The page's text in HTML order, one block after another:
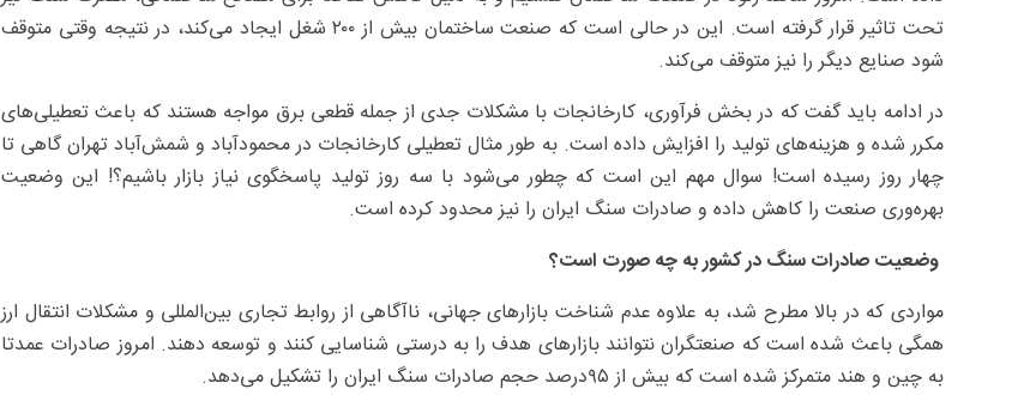
تحت تاثیر قرار گرفته است. این در حالی است که صنعت ساختمان بیش از ۲۰۰ شغل ایجاد می‌کند، در نتیجه وقتی متوقف
شود صنایع دیگر را نیز متوقف می‌کند.
در ادامه باید گفت که در بخش فرآوری، کارخانجات با مشکلات جدی از جمله قطعی برق مواجه هستند که باعث تعطیلی‌های
مکرر شده و هزینه‌های تولید را افزایش داده است. به طور مثال تعطیلی کارخانجات در محمودآباد و شمش‌آباد تهران گاهی تا
چهار روز رسیده است! سوال مهم این است که چطور می‌شود با سه روز تولید پاسخگوی نیاز بازار باشیم؟! این وضعیت
بهره‌وری صنعت را کاهش داده و صادرات سنگ ایران را نیز محدود کرده است.
وضعیت صادرات سنگ در کشور به چه صورت است؟
مواردی که در بالا مطرح شد، به علاوه عدم شناخت بازارهای جهانی، ناآگاهی از روابط تجاری بین‌المللی و مشکلات انتقال ارز
همگی باعث شده است که صنعتگران نتوانند بازارهای هدف را به درستی شناسایی کنند و توسعه دهند. امروز صادرات عمدتا
به چین و هند متمرکز شده است که بیش از ۹۵‌درصد حجم صادرات سنگ ایران را تشکیل می‌دهد.